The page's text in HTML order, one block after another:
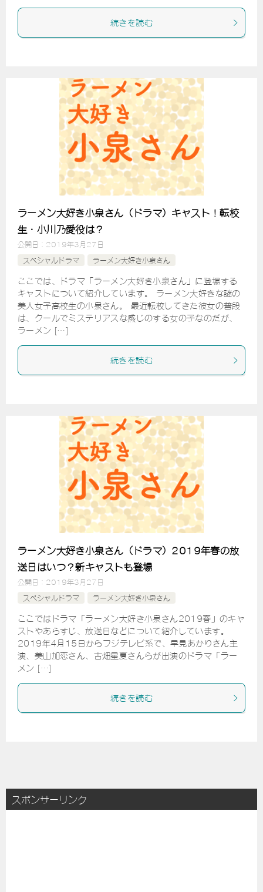
続きを読む
ラーメン大好き小泉さん（ドラマ）キャスト！転校
生・小川乃愛役は？
公開日： 2019年3月27日
スペシャルドラマ
ラーメン大好き小泉さん
ここでは、ドラマ「ラーメン大好き小泉さん」に登場する
キャストについて紹介しています。 ラーメン大好きな謎の
美人女子高校生の小泉さん。 最近転校してきた彼女の普段
は、クールでミステリアスな感じのする女の子なのだが、
ラーメン […]
続きを読む
ラーメン大好き小泉さん（ドラマ）2019年春の放
送日はいつ？新キャストも登場
公開日： 2019年3月27日
スペシャルドラマ
ラーメン大好き小泉さん
ここではドラマ「ラーメン大好き小泉さん2019春」のキャ
ストやあらすじ、放送日などについて紹介しています。
2019年4月15日からフジテレビ系で、早見あかりさん主
演、美山加恋さん、古畑星夏さんらが出演のドラマ「ラー
メン […]
続きを読む
スポンサーリンク